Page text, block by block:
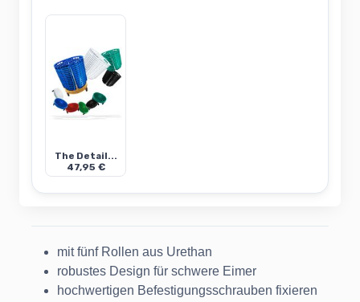
The Detail...
47,95 €
mit fünf Rollen aus Urethan
robustes Design für schwere Eimer
hochwertigen Befestigungsschrauben fixieren